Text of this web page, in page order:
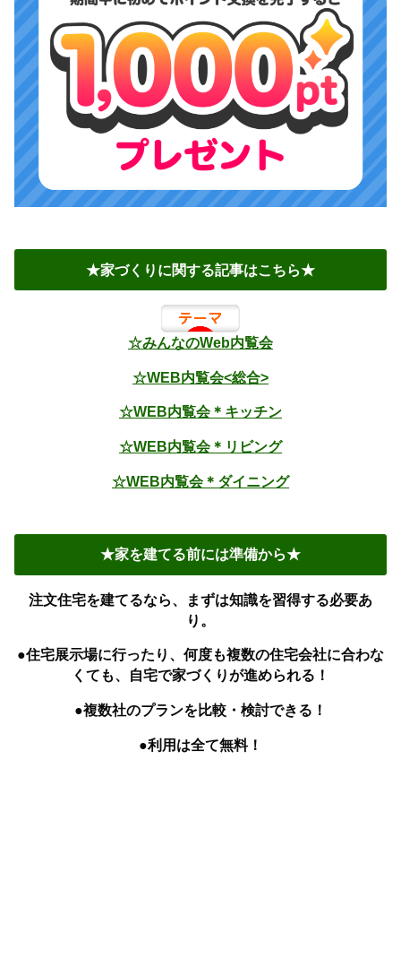
★家づくりに関する記事はこちら★
☆みんなのWeb内覧会
☆WEB内覧会<総合>
☆WEB内覧会＊キッチン
☆WEB内覧会＊リビング
☆WEB内覧会＊ダイニング
★家を建てる前には準備から★
注文住宅を建てるなら、まずは知識を習得する必要あ
り。
●住宅展示場に行ったり、何度も複数の住宅会社に合わな
くても、自宅で家づくりが進められる！
●複数社のプランを比較・検討できる！
●利用は全て無料！